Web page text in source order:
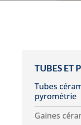
TUBES ET
Tubes
pyrométrie
Gaines